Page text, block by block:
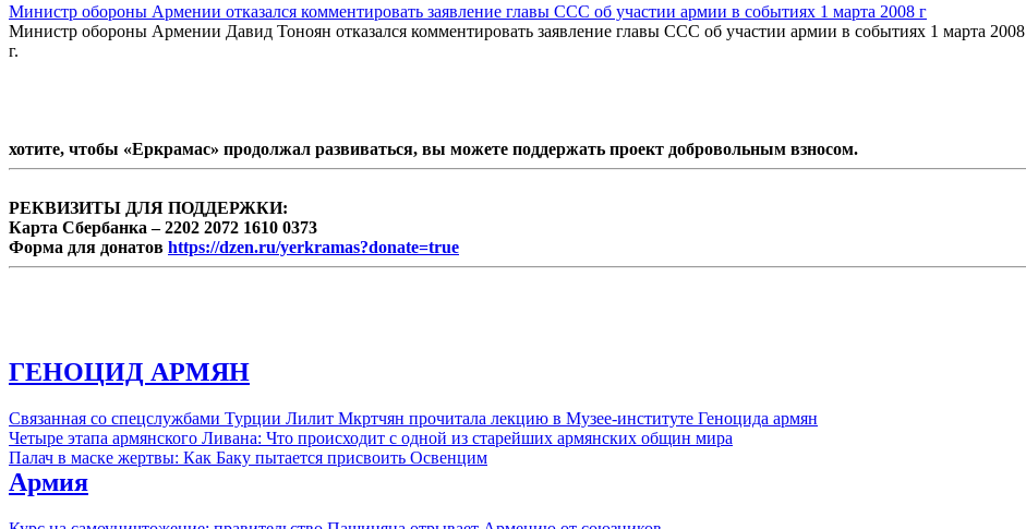
Министр обороны Армении отказался комментировать заявление главы ССС об участии армии в событиях 1 марта 2008 г
Министр обороны Армении Давид Тоноян отказался комментировать заявление главы ССС об участии армии в событиях 1 марта 2008
г.
хотите, чтобы «Еркрамас» продолжал развиваться, вы можете поддержать проект добровольным взносом.
РЕКВИЗИТЫ ДЛЯ ПОДДЕРЖКИ:
Карта Сбербанка – 2202 2072 1610 0373
Форма для донатов https://dzen.ru/yerkramas?donate=true
ГЕНОЦИД АРМЯН
Связанная со спецслужбами Турции Лилит Мкртчян прочитала лекцию в Музее-институте Геноцида армян
Четыре этапа армянского Ливана: Что происходит с одной из старейших армянских общин мира
Палач в маске жертвы: Как Баку пытается присвоить Освенцим
Армия